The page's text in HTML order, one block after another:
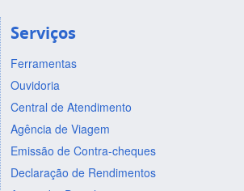
Serviços
Ferramentas
Ouvidoria
Central de Atendimento
Agência de Viagem
Emissão de Contra-cheques
Declaração de Rendimentos